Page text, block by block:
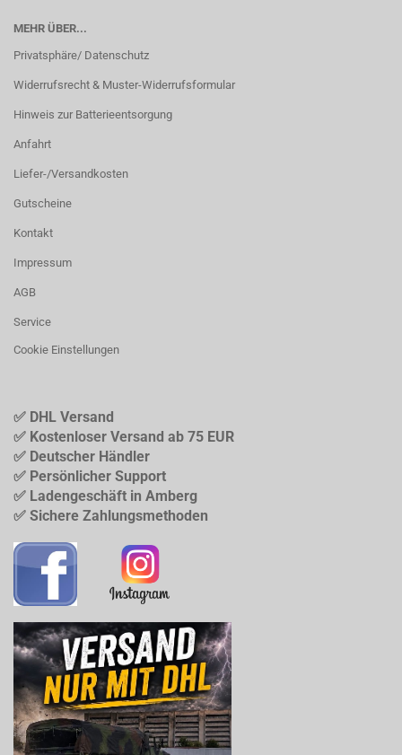
MEHR ÜBER...
Privatsphäre/ Datenschutz
Widerrufsrecht & Muster-Widerrufsformular
Hinweis zur Batterieentsorgung
Anfahrt
Liefer-/Versandkosten
Gutscheine
Kontakt
Impressum
AGB
Service
Cookie Einstellungen
✅ DHL Versand
✅ Kostenloser Versand ab 75 EUR
✅ Deutscher Händler
✅ Persönlicher Support
✅ Ladengeschäft in Amberg
✅ Sichere Zahlungsmethoden